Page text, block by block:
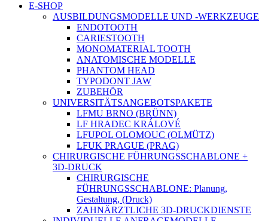
E-SHOP
AUSBILDUNGSMODELLE UND -WERKZEUGE
ENDOTOOTH
CARIESTOOTH
MONOMATERIAL TOOTH
ANATOMISCHE MODELLE
PHANTOM HEAD
TYPODONT JAW
ZUBEHÖR
UNIVERSITÄTSANGEBOTSPAKETE
LFMU BRNO (BRÜNN)
LF HRADEC KRÁLOVÉ
LFUPOL OLOMOUC (OLMÜTZ)
LFUK PRAGUE (PRAG)
CHIRURGISCHE FÜHRUNGSSCHABLONE +
3D-DRUCK
CHIRURGISCHE
FÜHRUNGSSCHABLONE: Planung,
Gestaltung, (Druck)
ZAHNÄRZTLICHE 3D-DRUCKDIENSTE